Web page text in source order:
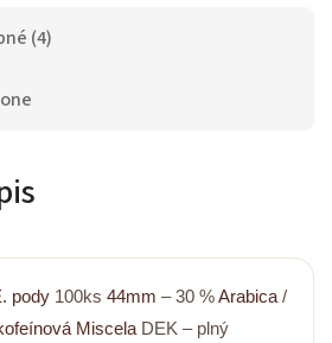
(4)
pody 100ks 44mm – 30 %Arabica /
Miscela DEK – plný